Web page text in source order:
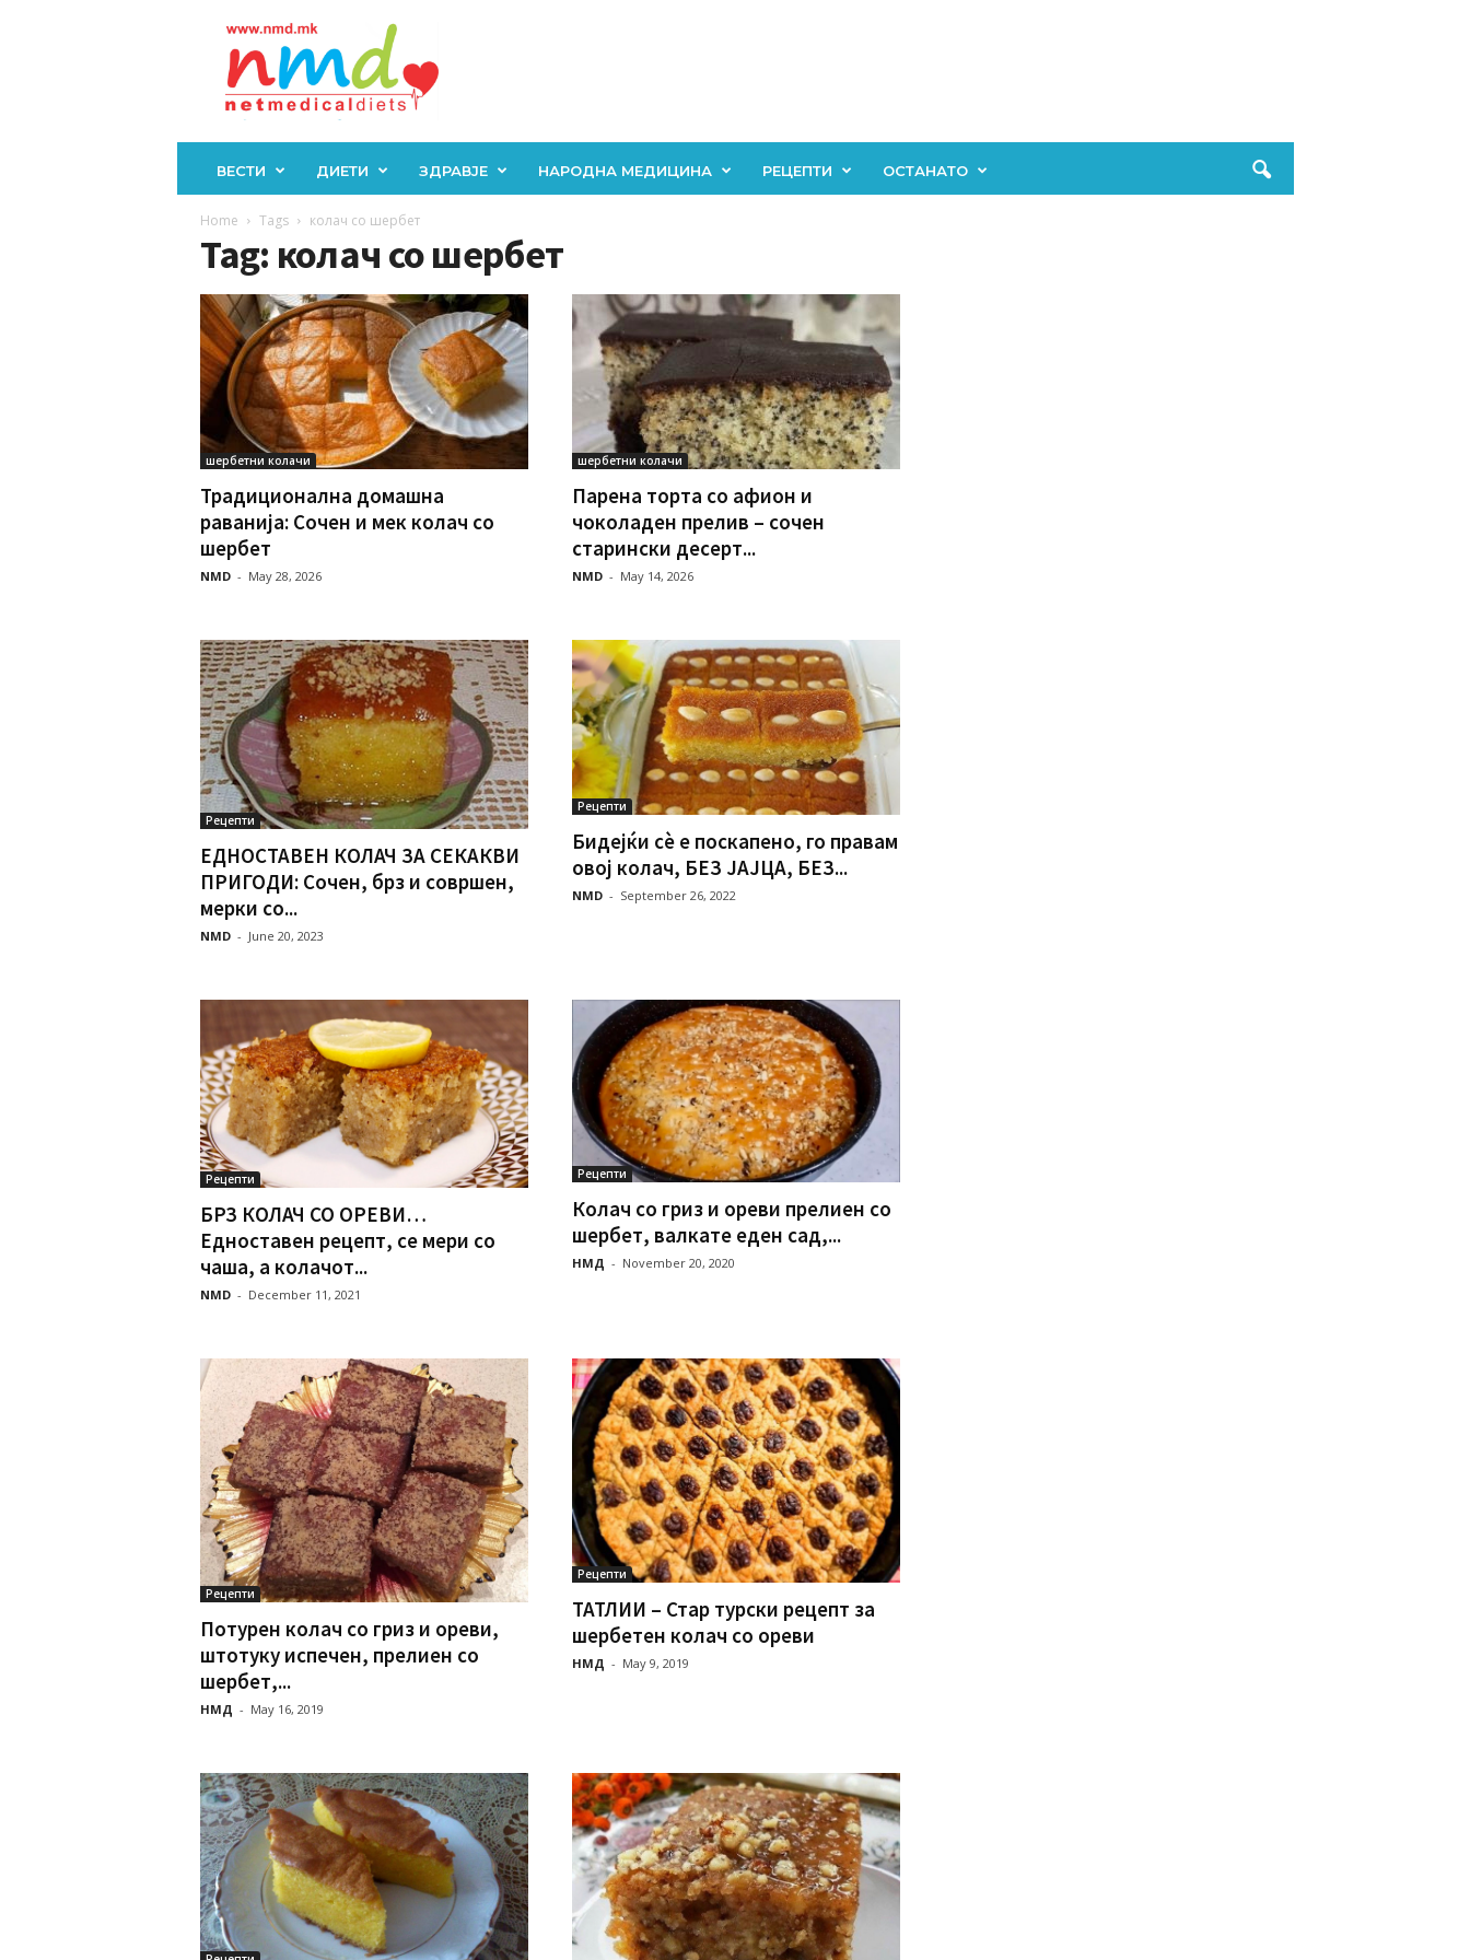
ВЕСТИ ДИЕТИ ЗДРАВЈЕ НАРОДНА МЕДИЦИНА РЕЦЕПТИ ОСТАНАТО
Home Tags колач со шербет
Tag: колач со шербет
шербетни колачи
Традиционална домашна
раванија: Сочен и мек колач со
шербет
NMD - May 28, 2026
шербетни колачи
Парена торта со афион и
чоколаден прелив – сочен
старински десерт...
NMD - May 14, 2026
Рецепти
ЕДНОСТАВЕН КОЛАЧ ЗА СЕКАКВИ
ПРИГОДИ: Сочен, брз и совршен,
мерки со...
NMD - June 20, 2023
Рецепти
Бидејќи сè е поскапено, го правам
овој колач, БЕЗ ЈАЈЦА, БЕЗ...
NMD - September 26, 2022
Рецепти
БРЗ КОЛАЧ СО ОРЕВИ…
Едноставен рецепт, се мери со
чаша, а колачот...
NMD - December 11, 2021
Рецепти
Колач со гриз и ореви прелиен со
шербет, валкате еден сад,...
НМД - November 20, 2020
Рецепти
Потурен колач со гриз и ореви,
штотуку испечен, прелиен со
шербет,...
НМД - May 16, 2019
Рецепти
ТАТЛИИ – Стар турски рецепт за
шербетен колач со ореви
НМД - May 9, 2019